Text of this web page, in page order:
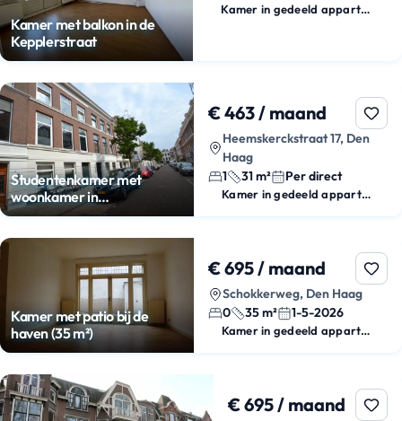
Kamer met balkon in de
Kepplerstraat
Kamer in gedeeld appartement
Studentenkamer met
woonkamer in
Zeeheldenkwartier
€ 463 / maand
Heemskerckstraat 17, Den
Haag
1
31 m² Per direct
Kamer in gedeeld appartement
Kamer met patio bij de
haven (35 m²)
€ 695 / maand
Schokkerweg, Den Haag
0
35 m² 1-5-2026
Kamer in gedeeld appartement
€ 695 / maand